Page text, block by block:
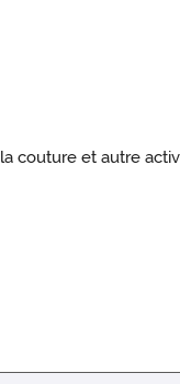
couture et autre